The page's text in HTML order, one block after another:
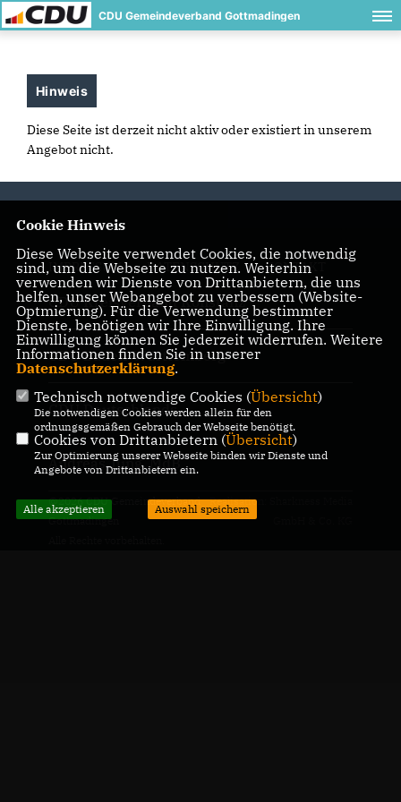
CDU Gemeindeverband Gottmadingen
Hinweis
Diese Seite ist derzeit nicht aktiv oder existiert in unserem
Angebot nicht.
IMPRESSUM DATENSCHUTZ KONTAKT
CDU Kreisverband Konstanz
CDU Baden-Württemberg
CDU Deutschlands
Andreas Jung, MdB
@2026 CDU Gemeindeverband
Gottmadingen
Realisation: Sharkness Media
Cookie Hinweis
Diese Webseite verwendet Cookies, die notwendig
sind, um die Webseite zu nutzen. Weiterhin
verwenden wir Dienste von Drittanbietern, die uns
helfen, unser Webangebot zu verbessern (Website-
Optmierung). Für die Verwendung bestimmter
Dienste, benötigen wir Ihre Einwilligung. Ihre
Einwilligung können Sie jederzeit widerrufen. Weitere
Informationen finden Sie in unserer
Datenschutzerklärung.
Technisch notwendige Cookies (Übersicht)
Die notwendigen Cookies werden allein für den
ordnungsgemäßen Gebrauch der Webseite benötigt.
Cookies von Drittanbietern (Übersicht)
Zur Optimierung unserer Webseite binden wir Dienste und
Angebote von Drittanbietern ein.
Alle akzeptieren Auswahl speichern